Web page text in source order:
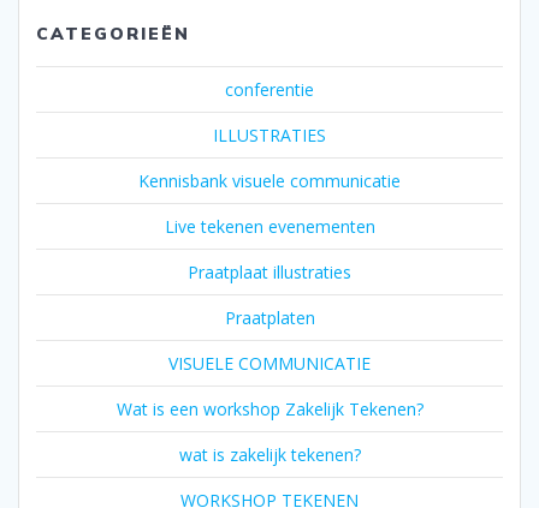
CATEGORIEËN
conferentie
ILLUSTRATIES
Kennisbank visuele communicatie
Live tekenen evenementen
Praatplaat illustraties
Praatplaten
VISUELE COMMUNICATIE
Wat is een workshop Zakelijk Tekenen?
wat is zakelijk tekenen?
WORKSHOP TEKENEN